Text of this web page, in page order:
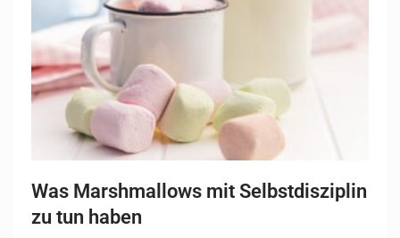
Was Marshmallows mit Selbstdisziplin
zu tun haben